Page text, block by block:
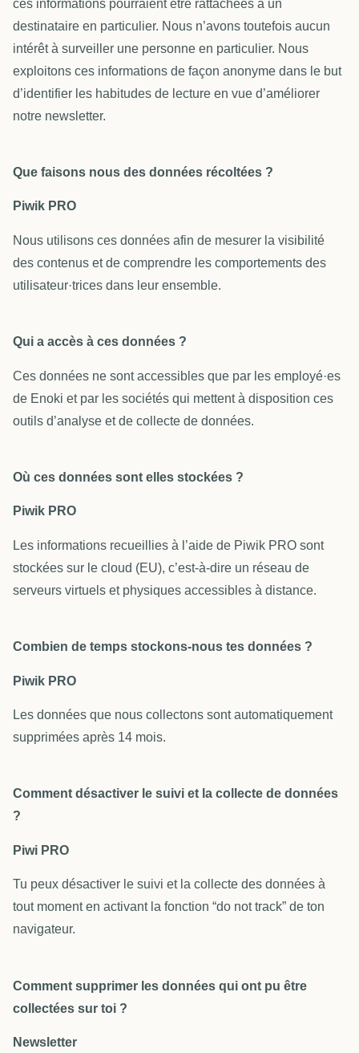
ces informations pourraient être rattachées à un
destinataire en particulier. Nous n’avons toutefois aucun
intérêt à surveiller une personne en particulier. Nous
exploitons ces informations de façon anonyme dans le but
d’identifier les habitudes de lecture en vue d’améliorer
notre newsletter.
Que faisons nous des données récoltées ?
Piwik PRO
Nous utilisons ces données afin de mesurer la visibilité
des contenus et de comprendre les comportements des
utilisateur·trices dans leur ensemble.
Qui a accès à ces données ?
Ces données ne sont accessibles que par les employé·es
de Enoki et par les sociétés qui mettent à disposition ces
outils d’analyse et de collecte de données.
Où ces données sont elles stockées ?
Piwik PRO
Les informations recueillies à l’aide de Piwik PRO sont
stockées sur le cloud (EU), c’est-à-dire un réseau de
serveurs virtuels et physiques accessibles à distance.
Combien de temps stockons-nous tes données ?
Piwik PRO
Les données que nous collectons sont automatiquement
supprimées après 14 mois.
Comment désactiver le suivi et la collecte de données
?
Piwi PRO
Tu peux désactiver le suivi et la collecte des données à
tout moment en activant la fonction “do not track” de ton
navigateur.
Comment supprimer les données qui ont pu être
collectées sur toi ?
Newsletter